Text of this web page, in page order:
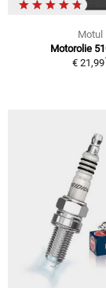
Motul
Motorolie
€ 21,991